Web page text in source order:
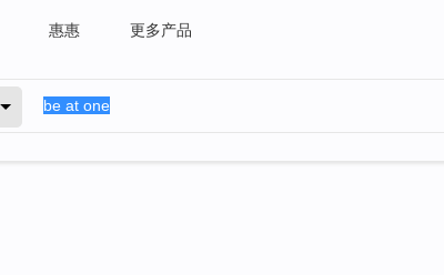
惠惠 更多产品